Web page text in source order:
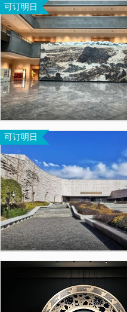
龙虎山风景名胜区
可订明日
可订明日